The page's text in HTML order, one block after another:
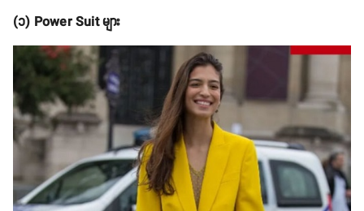
(၁) Power Suit များ